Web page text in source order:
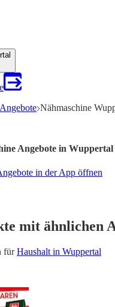
Angebote Nähmaschine
Angebote in Wuppertal
in der App öffnen
mit ähnlichen
fürHaushalt in Wuppertal